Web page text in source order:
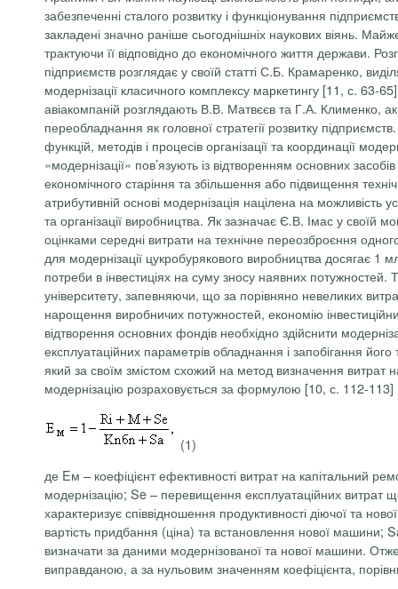
забезпеченні сталого розвитку і функціонування
закладені значно раніше сьогоднішніх наукових віянь.
трактуючи її відповідно до економічного життя держави.
підприємств розглядає у своїй статті С.Б. Крамаренко,
модернізації класичного комплексу маркетингу [11, с. 63-
авіакомпаній розглядають В.В. Матвєєв та Г.А. Клименко,
переобладнання як головної стратегії розвитку
функцій, методів і процесів організації та координації
«модернізації» пов’язують із відтворенням основних
економічного старіння та збільшення або підвищення
атрибутивній основі модернізація націлена на можливість
та організації виробництва. Як зазначає Є.В. Імас у своїй
оцінками середні витрати на технічне переозброєння
для модернізації цукробурякового виробництва досягає
потреби в інвестиціях на суму зносу наявних потужностей.
університету, запевняючи, що за порівняно невеликих
нарощення виробничих потужностей, економію
відтворення основних фондів необхідно здійснити
експлуатаційних параметрів обладнання і запобігання
який за своїм змістом схожий на метод визначення витрат
модернізацію розраховується за формулою [10, с. 112-113]
(1)
де Eм – коефіцієнт ефективності витрат на капітальний
модернізацію; Se – перевищення експлуатаційних
характеризує співвідношення продуктивності діючої та
вартість придбання (ціна) та встановлення нової
визначати за даними модернізованої та нової машини.
виправданою, а за нульовим значенням коефіцієнта,